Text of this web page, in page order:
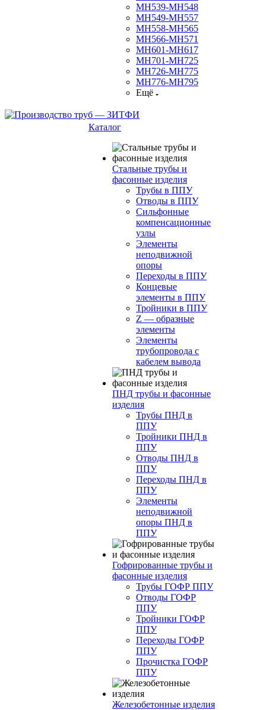
МН539-МН548
МН549-МН557
МН558-МН565
МН566-МН571
МН601-МН617
МН701-МН725
МН726-МН775
МН776-МН795
Ещё
Каталог
Стальные трубы и
фасонные изделия
Трубы в ППУ
Отводы в ППУ
Сильфонные
компенсационные
узлы
Элементы
неподвижной
опоры
Переходы в ППУ
Концевые
элементы в ППУ
Тройники в ППУ
Z — образные
элементы
Элементы
трубопровода с
кабелем вывода
ПНД трубы и фасонные
изделия
Трубы ПНД в
ППУ
Тройники ПНД в
ППУ
Отводы ПНД в
ППУ
Переходы ПНД в
ППУ
Элементы
неподвижной
опоры ПНД в
ППУ
Гофрированные трубы и
фасонные изделия
Трубы ГОФР ППУ
Отводы ГОФР
ППУ
Тройники ГОФР
ППУ
Переходы ГОФР
ППУ
Прочистка ГОФР
ППУ
Железобетонные изделия